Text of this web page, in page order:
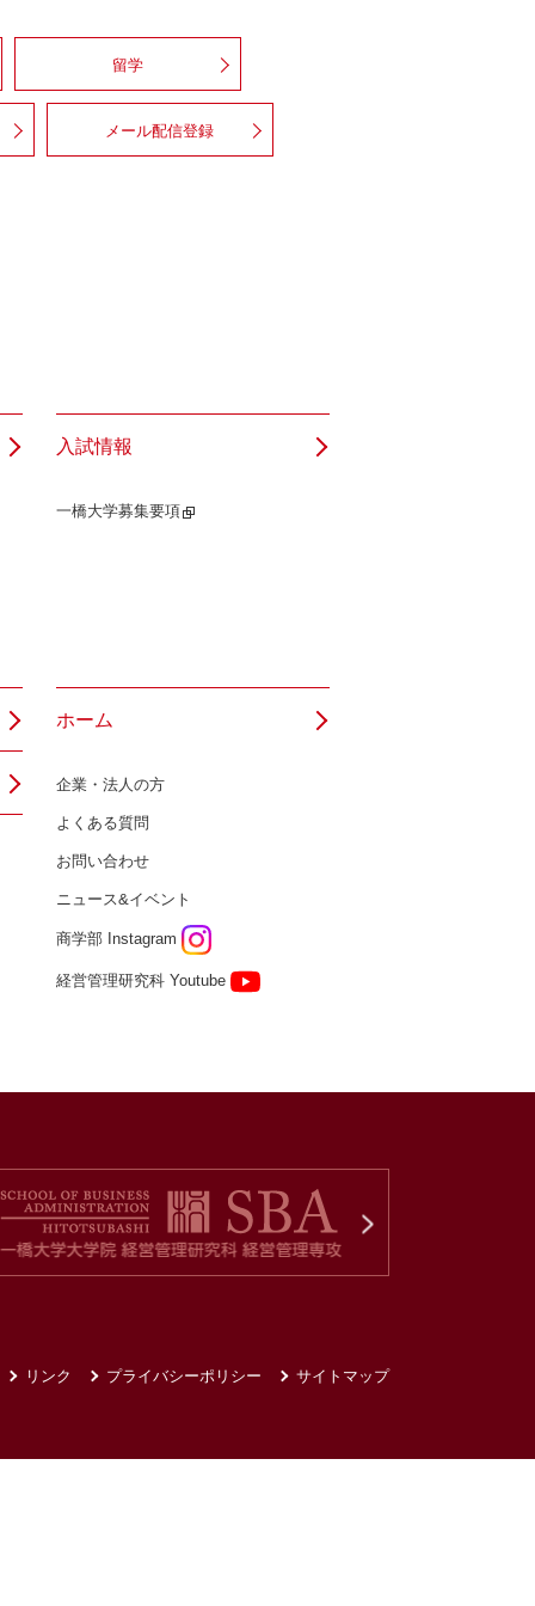
留学
メール配信登録
入試情報
一橋大学募集要項
ホーム
企業・法人の方
よくある質問
お問い合わせ
ニュース&イベント
商学部 Instagram
経営管理研究科 Youtube
リンク プライバシーポリシー サイトマップ